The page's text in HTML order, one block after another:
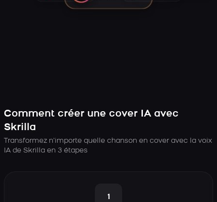
Comment créer une cover IA avec
Skrilla
Transformez n’importe quelle chanson en cover avec la voix
IA de Skrilla en 3 étapes
1